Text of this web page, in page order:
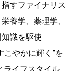
すファイナリス
養学、薬理学、
識を駆使
こやかに輝く”を